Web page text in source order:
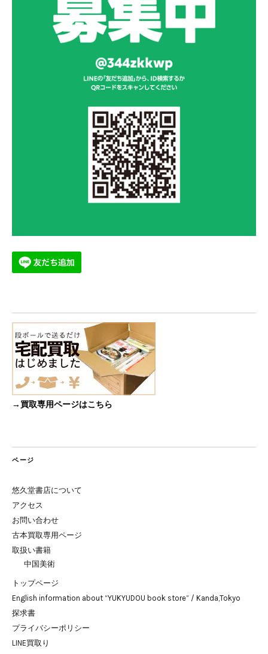
→買取専用ページはこちら
ページ
悠久堂書店について
アクセス
お問い合わせ
古本買取専用ページ
取扱い書籍
中国美術
トップページ
English information about “YUKYUDOU book store” / Kanda,Tokyo
探求書
プライバシーポリシー
LINE買取り